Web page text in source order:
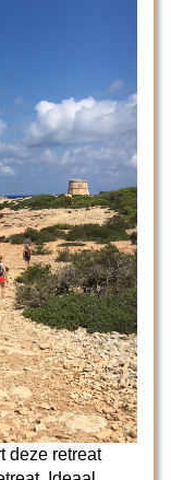
deze retreat